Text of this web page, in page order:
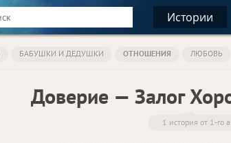
Истории
БАБУШКИ И ДЕДУШКИ ОТНОШЕНИЯ ЛЮБОВЬ
Доверие — Залог
1 история от 1-го